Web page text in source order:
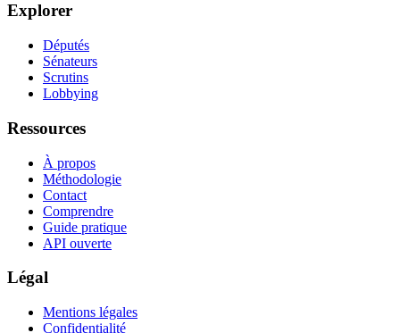
Explorer
Députés
Sénateurs
Scrutins
Lobbying
Ressources
À propos
Méthodologie
Contact
Comprendre
Guide pratique
API ouverte
Légal
Mentions légales
Confidentialité